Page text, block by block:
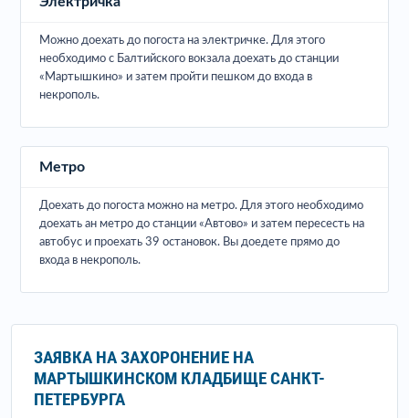
Можно доехать до погоста на электричке. Для этого
необходимо с Балтийского вокзала доехать до станции
«Мартышкино» и затем пройти пешком до входа в
некрополь.
Метро
Доехать до погоста можно на метро. Для этого необходимо
доехать ан метро до станции «Автово» и затем пересесть на
автобус и проехать 39 остановок. Вы доедете прямо до
входа в некрополь.
ЗАЯВКА НА ЗАХОРОНЕНИЕ НА
МАРТЫШКИНСКОМ КЛАДБИЩЕ САНКТ-
ПЕТЕРБУРГА